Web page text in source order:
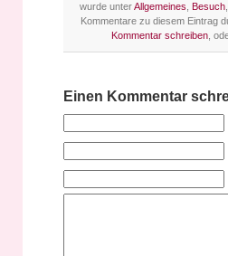
wurde unterAllgemeines Besuch,
Kommentare zu diesem Eintrag
Kommentar schreiben ,
Einen Kommentar